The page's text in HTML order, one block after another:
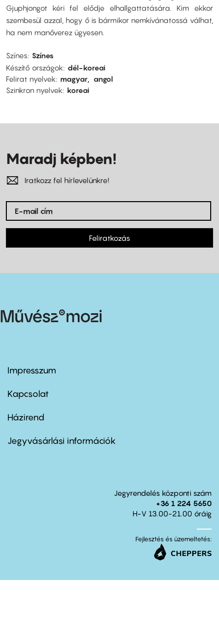
Gjuphjongot kéri fel elődje elhallgattatására. Kim ekkor
szembesül azzal, hogy ő is bármikor nemkívánatossá válhat,
ha nem manőverez ügyesen.
Színes Színes
Készítő országok
dél-koreai
Felirat nyelvek
magyar
angol
Szinkron nyelvek
koreai
Maradj képben!
Iratkozz fel hírlevelünkre!
Feliratkozás
Footer
first
Impresszum
Kapcsolat
Footer
second
Házirend
Jegyvásárlási információk
Jegyrendelés központi szám
+36 1 224 5650
H-V 13.00-21.00 óráig
Fejlesztés és üzemeltetés: